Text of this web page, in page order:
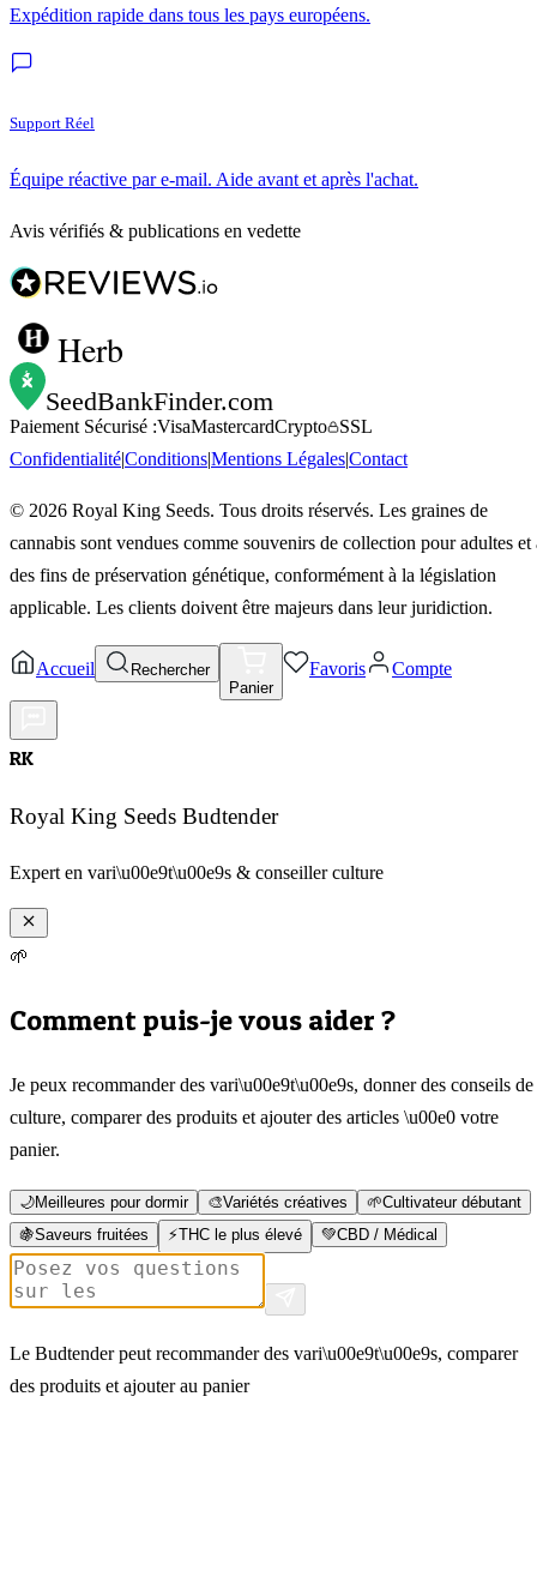
Expédition rapide dans tous les pays européens.
Support Réel
Équipe réactive par e-mail. Aide avant et après l'achat.
Avis vérifiés & publications en vedette
Herb
SeedBankFinder.com
Paiement Sécurisé :VisaMastercardCrypto
SSL
Confidentialité|Conditions|Mentions Légales|Contact
© 2026 Royal King Seeds. Tous droits réservés. Les graines de
cannabis sont vendues comme souvenirs de collection pour adultes et
des fins de préservation génétique, conformément à la législation
applicable. Les clients doivent être majeurs dans leur juridiction.
Accueil
Rechercher
Panier
Favoris Compte
RK
Royal King Seeds Budtender
Expert en vari\u00e9t\u00e9s & conseiller culture
🌱
Comment puis-je vous aider ?
Je peux recommander des vari\u00e9t\u00e9s, donner des conseils de
culture, comparer des produits et ajouter des articles \u00e0 votre
panier.
🌙Meilleures pour dormir 🎨Variétés créatives 🌱Cultivateur débutant
🍇Saveurs fruitées ⚡THC le plus élevé 💚CBD / Médical
Le Budtender peut recommander des vari\u00e9t\u00e9s, comparer
des produits et ajouter au panier